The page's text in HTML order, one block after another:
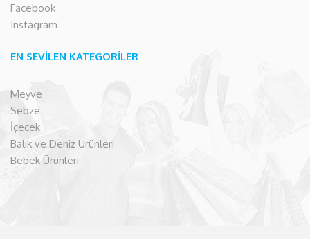
Facebook
Instagram
EN SEVİLEN KATEGORİLER
Meyve
Sebze
İçecek
Balık ve Deniz Ürünleri
Bebek Ürünleri